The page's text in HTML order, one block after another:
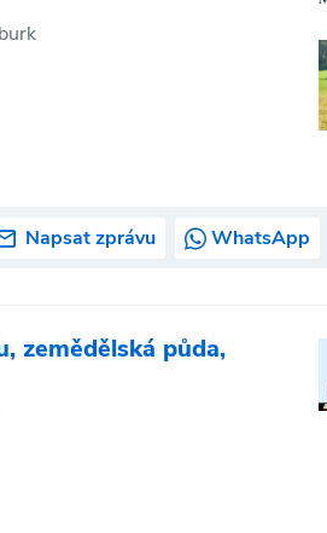
Napsat zprávu WhatsApp
zemědělská půda,